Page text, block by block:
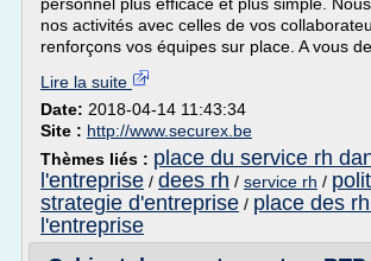
nos activités avec celles de vos
renforçons vos équipes sur place. A vous
Lire la suite
Date: 2018-04-14 11:43:34
Site : http://www.securex.be
Thèmes liés : place du service rh
l'entreprise / dees rh / service rh /
strategie d'entreprise / place des
l'entreprise